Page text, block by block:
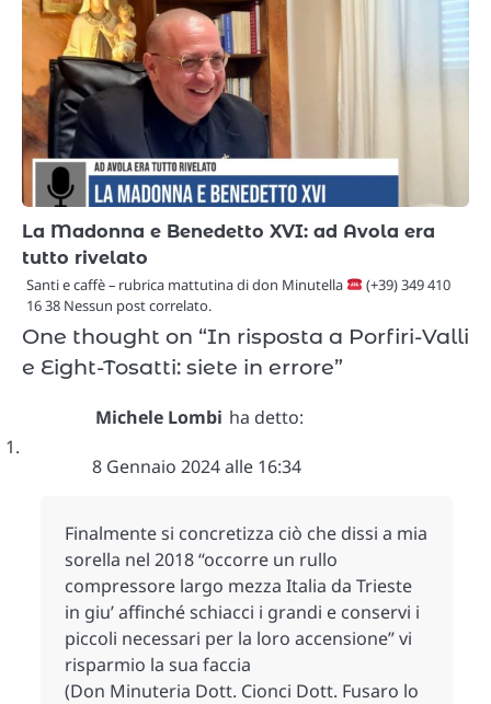
La Madonna e Benedetto XVI: ad Avola era
tutto rivelato
Santi e caffè – rubrica mattutina di don Minutella
(+39) 349 410
16 38 Nessun post correlato.
One thought on “In risposta a Porfiri-Valli
e Eight-Tosatti: siete in errore”
Michele Lombi ha detto:
8 Gennaio 2024 alle 16:34
Finalmente si concretizza ciò che dissi a mia
sorella nel 2018 “occorre un rullo
compressore largo mezza Italia da Trieste
in giu’ affinché schiacci i grandi e conservi i
piccoli necessari per la loro accensione” vi
risparmio la sua faccia
(Don Minuteria Dott. Cionci Dott. Fusaro lo